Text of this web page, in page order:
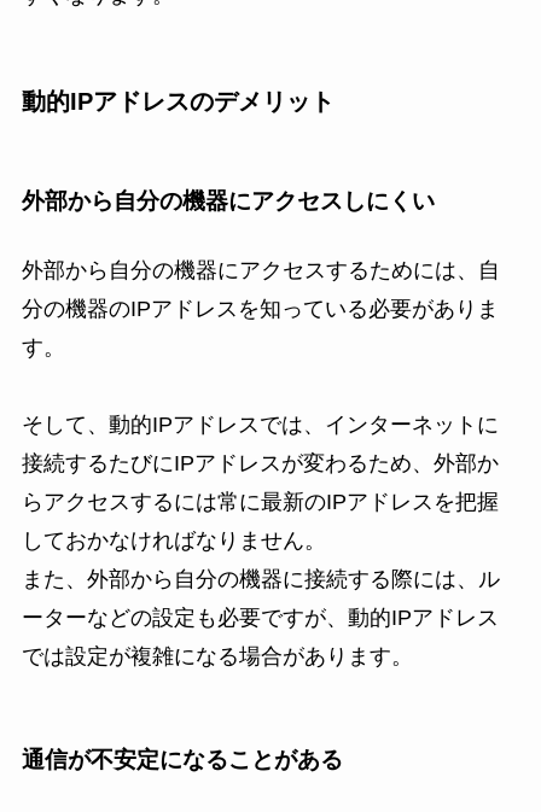
動的IPアドレスのデメリット
外部から自分の機器にアクセスしにくい
外部から自分の機器にアクセスするためには、自
分の機器のIPアドレスを知っている必要がありま
す。
そして、動的IPアドレスでは、インターネットに
接続するたびにIPアドレスが変わるため、外部か
らアクセスするには常に最新のIPアドレスを把握
しておかなければなりません。
また、外部から自分の機器に接続する際には、ル
ーターなどの設定も必要ですが、動的IPアドレス
では設定が複雑になる場合があります。
通信が不安定になることがある